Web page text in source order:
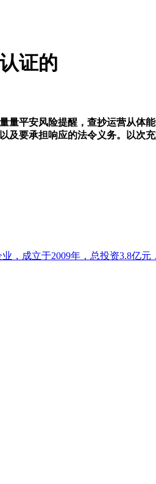
证的
平安风险提醒，查抄运营从体
要承担响应的法令义务。以次
，成立于2009年，总投资3.8亿元